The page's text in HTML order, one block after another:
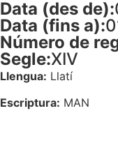
Data (des de):
Data (fins a):
Número de
Segle:XIV
Llengua: Llatí
Escriptura: MAN